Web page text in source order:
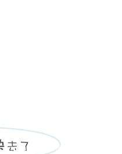
| ag凯发k8国际的产品展示